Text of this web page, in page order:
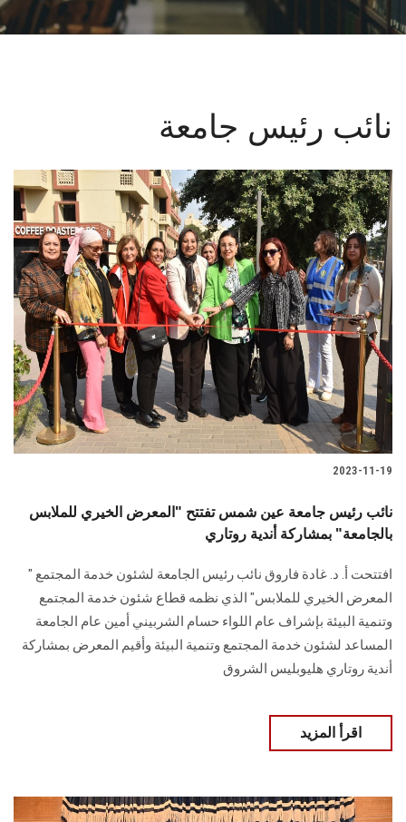
البحث العلمي
الأنظمة الذكية
الإعلام
تواصل معنا
الطلاب
هيئة التدريس
الدراسات العليا
الزائـرون
سجل الان
نائب رئيس جامعة
2023-11-19
نائب رئيس جامعة عين شمس تفتتح "المعرض الخيري للملابس
بالجامعة" بمشاركة أندية روتاري
افتتحت أ. د. غادة فاروق نائب رئيس الجامعة لشئون خدمة المجتمع "
المعرض الخيري للملابس" الذي نظمه قطاع شئون خدمة المجتمع
وتنمية البيئة بإشراف عام اللواء حسام الشربيني أمين عام الجامعة
المساعد لشئون خدمة المجتمع وتنمية البيئة وأقيم المعرض بمشاركة
أندية روتاري هليوبليس الشروق
اقرأ المزيد